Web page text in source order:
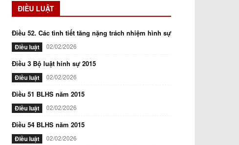
ĐIỀU LUẬT
Điều 52. Các tình tiết tăng nặng trách nhiệm hình sự
Điều luật 02/02/2026
Điều 3 Bộ luật hính sự 2015
Điều luật 02/02/2026
Điều 51 BLHS năm 2015
Điều luật 02/02/2026
Điều 54 BLHS năm 2015
Điều luật 02/02/2026